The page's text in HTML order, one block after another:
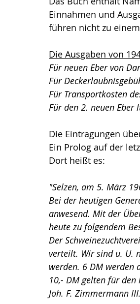
Einnahmen und
führen nicht zu
Die Ausgaben von
Für neuen Eber von
Für
Für Transportkosten
Für den 2. neuen
Die Eintragungen
Ein Prolog auf der
Dort heißt es:
"Selzen, am 5. März
Bei der heutigen
anwesend. Mit der
heute zu folgendem
Der
verteilt. Wir sind u. U.
werden. 6 DM werden
10,- DM gelten für den
Joh. F. Zimmermann